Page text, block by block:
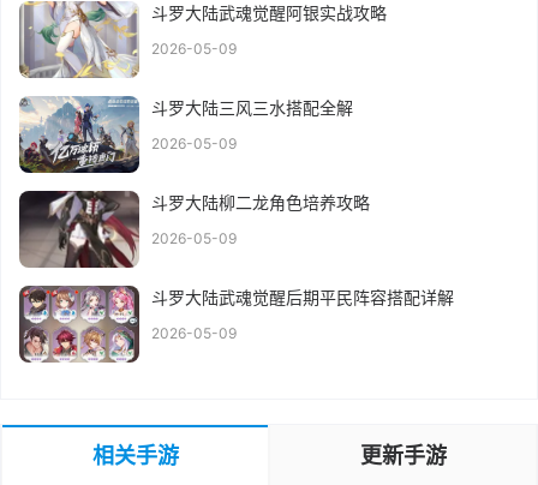
斗罗大陆武魂觉醒阿银实战攻略
2026-05-09
斗罗大陆三风三水搭配全解
2026-05-09
斗罗大陆柳二龙角色培养攻略
2026-05-09
斗罗大陆武魂觉醒后期平民阵容搭配详解
2026-05-09
相关手游 更新手游